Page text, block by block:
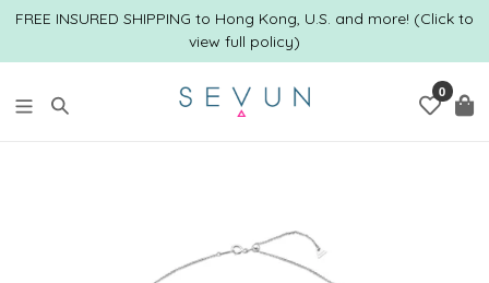
内
FREE INSURED SHIPPING to Hong Kong, U.S. and more! (Click to
view full policy)
0